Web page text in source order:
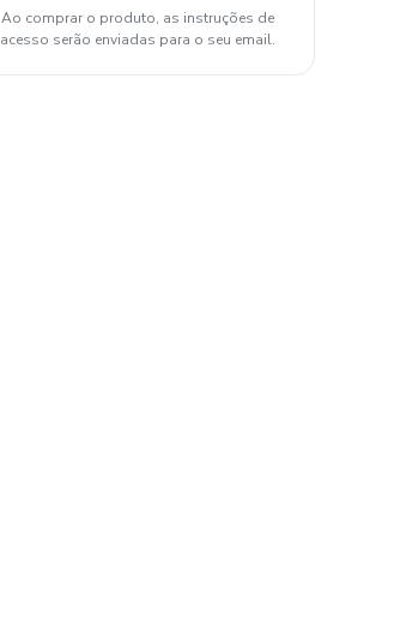
Ao comprar o produto, as instruções de
acesso serão enviadas para o seu email.